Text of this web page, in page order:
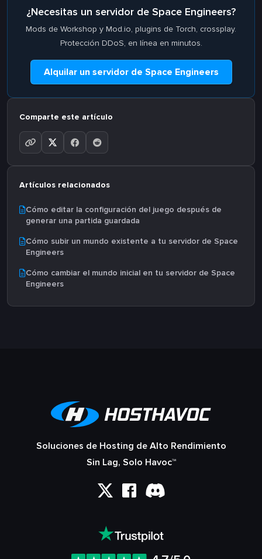
¿Necesitas un servidor de Space Engineers?
Mods de Workshop y Mod.io, plugins de Torch, crossplay.
Protección DDoS, en línea en minutos.
Alquilar un servidor de Space Engineers
Comparte este artículo
Artículos relacionados
Cómo editar la configuración del juego después de
generar una partida guardada
Cómo subir un mundo existente a tu servidor de Space
Engineers
Cómo cambiar el mundo inicial en tu servidor de Space
Engineers
Soluciones de Hosting de Alto Rendimiento
Sin Lag, Solo Havoc™